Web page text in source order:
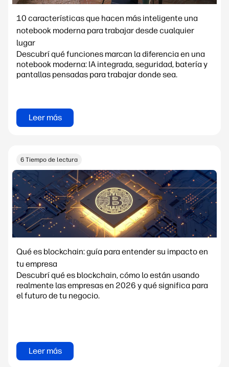
10 características que hacen más inteligente una
notebook moderna para trabajar desde cualquier
lugar
Descubrí qué funciones marcan la diferencia en una
notebook moderna: IA integrada, seguridad, batería y
pantallas pensadas para trabajar donde sea.
Leer más
6 Tiempo de lectura
Qué es blockchain: guía para entender su impacto en
tu empresa
Descubrí qué es blockchain, cómo lo están usando
realmente las empresas en 2026 y qué significa para
el futuro de tu negocio.
Leer más